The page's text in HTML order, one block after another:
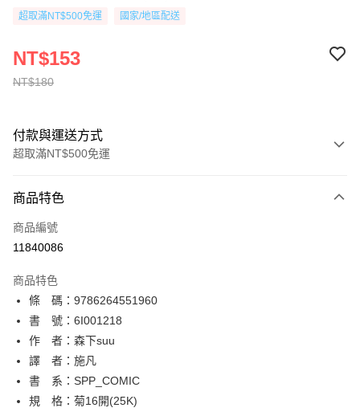
超取滿NT$500免運 國家/地區配送
NT$180
NT$153
付款與運送方式
超取滿NT$500免運
信用卡一次付款
超商取貨付款
相關說明
【關於「AFTEE先享後付」】
AFTEE先享後付是「在收到商品之後才付款」的支付方式。 讓您購物簡單
便利好安心！
１．簡單：不需註冊會員、不需綁卡、不需儲值。
２．便利：只要手機號碼，簡訊認證，即可結帳。
３．安心：先確認商品／服務後，再付款。
【「AFTEE先享後付」結帳流程】
ATM付款
運送方式
全家取貨付款
每筆NT$80，滿NT$500(含以上)免運費
商品特色
商品編號
11840086
商品特色
條 碼：9786264551960
書 號：6I001218
作 者：森下suu
譯 者：施凡
書 系：SPP_COMIC
規 格：菊16開(25K)